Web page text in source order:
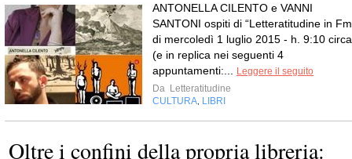
ANTONELLA CILENTO e VANNI
SANTONI ospiti di “Letteratitudine in
di mercoledì 1 luglio 2015 - h. 9:10 circa
(e in replica nei seguenti 4
appuntamenti:...
Leggere il seguito
Da Letteratitudine
CULTURA LIBRI
Oltre i confini della propria libreria: